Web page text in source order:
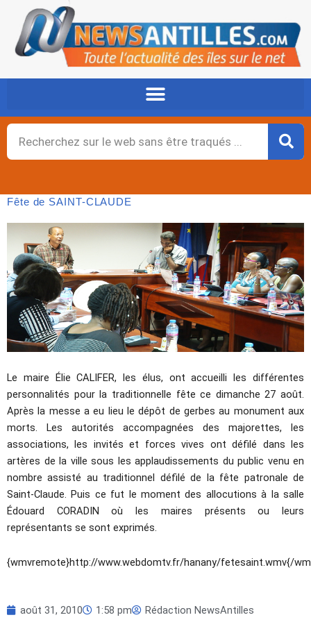
contenu
Rechercher
Fête de SAINT-CLAUDE
Le maire Élie CALIFER, les élus, ont accueilli les différentes
personnalités pour la traditionnelle fête ce dimanche 27 août.
Après la messe a eu lieu le dépôt de gerbes au monument aux
morts. Les autorités accompagnées des majorettes, les
associations, les invités et forces vives ont défilé dans les
artères de la ville sous les applaudissements du public venu en
nombre assisté au traditionnel défilé de la fête patronale de
Saint-Claude. Puis ce fut le moment des allocutions à la salle
Édouard CORADIN où les maires présents ou leurs
représentants se sont exprimés.
{wmvremote}http://www.webdomtv.fr/hanany/fetesaint.wmv{/
août 31, 2010 1:58 pm Rédaction NewsAntilles